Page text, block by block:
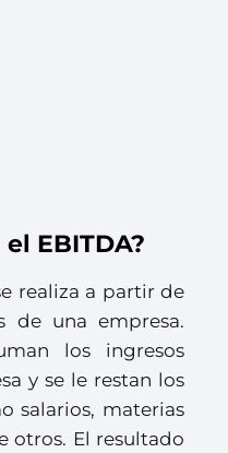
EBITDA?
realiza a partir de
de una empresa.
los ingresos
y se le restan los
salarios, materias
otros. El resultado